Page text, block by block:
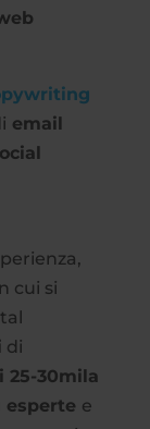
email
cui si
di
25-30mila
e